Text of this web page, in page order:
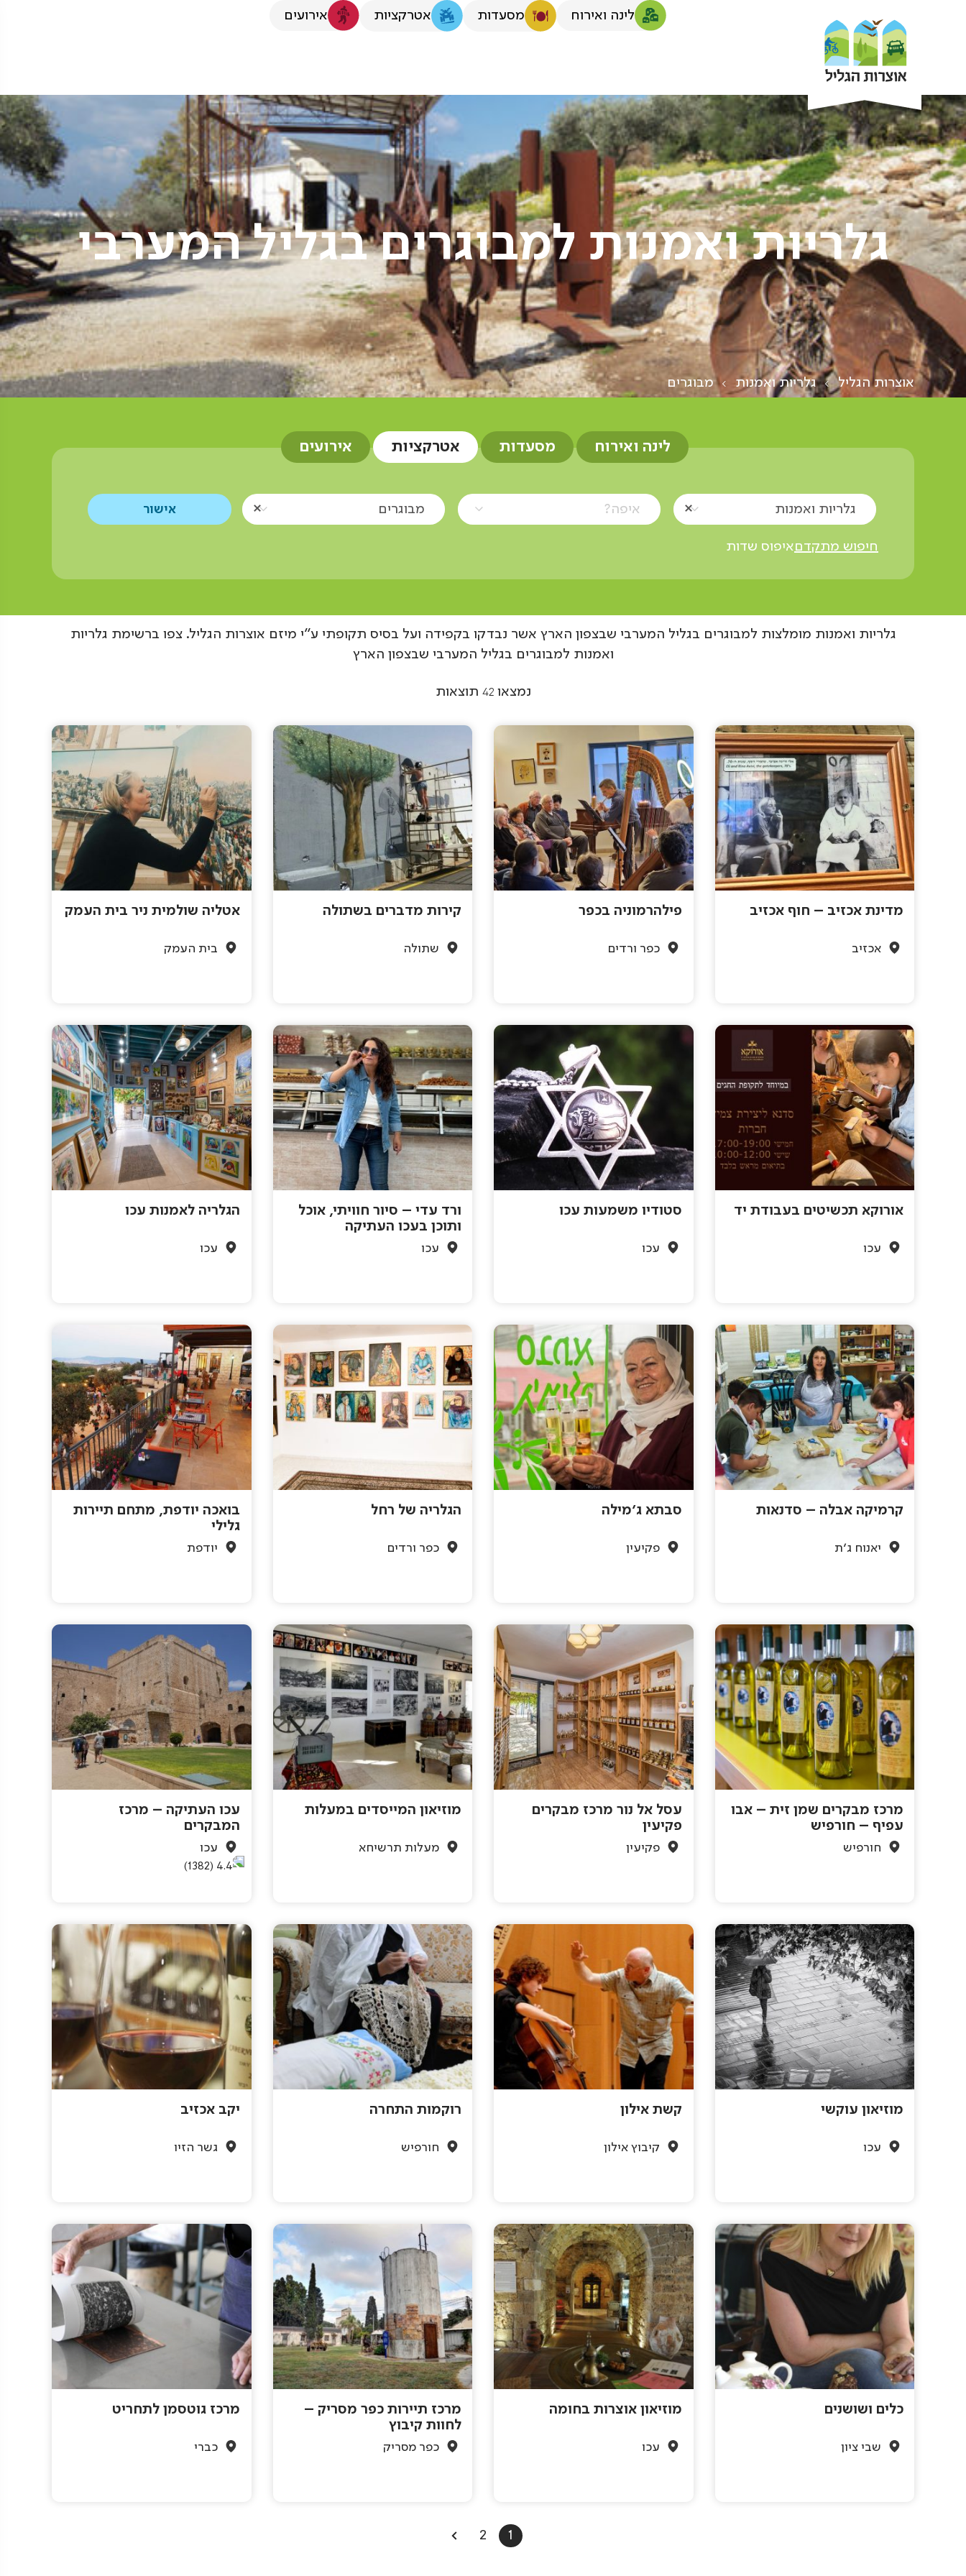
לינה ואירוח מסעדות אטרקציות אירועים
גלריות ואמנות למבוגרים בגליל המערבי
אוצרות הגליל גלריות ואמנות מבוגרים
לינה ואירוח מסעדות אטרקציות אירועים
גלריות ואמנות איפה? מבוגרים
חיפוש מתקדםאיפוס שדות
גלריות ואמנות מומלצות למבוגרים בגליל המערבי שבצפון הארץ אשר נבדקו בקפידה ועל בסיס תקופתי ע"י מיזם אוצרות הגליל. צפו ברשימת גלריות
ואמנות למבוגרים בגליל המערבי שבצפון הארץ
נמצאו42 תוצאות
מדינת אכזיב – חוף אכזיב
אכזיב
פילהרמוניה בכפר
כפר ורדים
קירות מדברים בשתולה
שתולה
אטליה שולמית ניר בית העמק
בית העמק
אורוקא תכשיטים בעבודת יד
עכו
סטודיו משמעות עכו
עכו
ורד עדי – סיור חוויתי, אוכל
ותוכן בעכו העתיקה
עכו
הגלריה לאמנות עכו
עכו
קרמיקה אבלה – סדנאות
יאנוח ג'ת
סבתא ג'מילה
פקיעין
הגלריה של רחל
כפר ורדים
בואכה יודפת, מתחם תיירות
גלילי
יודפת
מרכז מבקרים שמן זית – אבו
עפיף – חורפיש
חורפיש
עסל אל נור מרכז מבקרים
פקיעין
פקיעין
מוזיאון המייסדים במעלות
מעלות תרשיחא
עכו העתיקה – מרכז
המבקרים
עכו
4.4
(1382)
מוזיאון עוקשי
עכו
קשת אילון
קיבוץ אילון
רוקמות התחרה
חורפיש
יקב אכזיב
גשר הזיו
כלים ושושנים
שבי ציון
מוזיאון אוצרות בחומה
עכו
מרכז תיירות כפר מסריק –
לחוות קיבוץ
כפר מסריק
מרכז גוטסמן לתחריט
כברי
1
2